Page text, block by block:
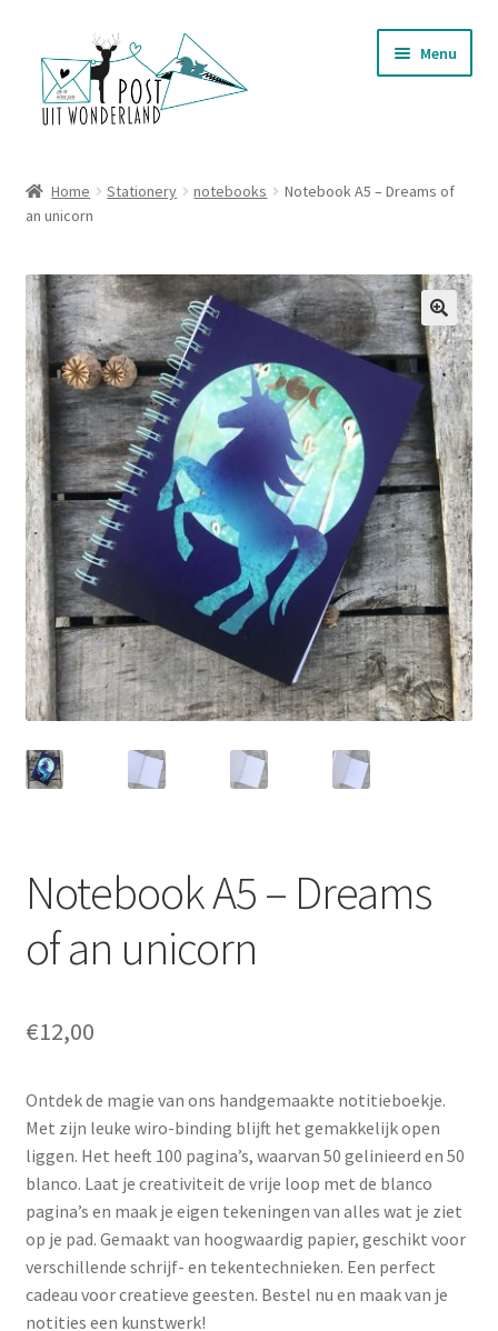
door
naar
navigatie
naar
inhoud
Menu
Postkaarten
Stationery
Wenskaarten
Telefoonhoesjes
Mokken
Totebags
Home Stationery notebooks
Notebook A5 – Dreams of
an unicorn
Notebook A5 – Dreams
of an unicorn
€12,00
Ontdek de magie van ons handgemaakte notitieboekje.
Met zijn leuke wiro-binding blijft het gemakkelijk open
liggen. Het heeft 100 pagina’s, waarvan 50 gelinieerd en 50
blanco. Laat je creativiteit de vrije loop met de blanco
pagina’s en maak je eigen tekeningen van alles wat je ziet
op je pad. Gemaakt van hoogwaardig papier, geschikt voor
verschillende schrijf- en tekentechnieken. Een perfect
cadeau voor creatieve geesten. Bestel nu en maak van je
notities een kunstwerk!